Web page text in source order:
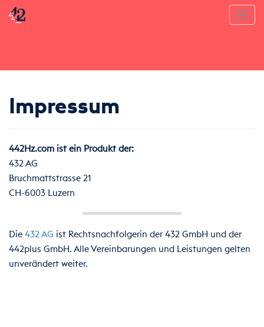
Impressum
442Hz.com ist ein Produkt der:
432 AG
Bruchmattstrasse 21
CH-6003 Luzern
Die 432 AG ist Rechtsnachfolgerin der 432 GmbH und der
442plus GmbH. Alle Vereinbarungen und Leistungen gelten
unverändert weiter.